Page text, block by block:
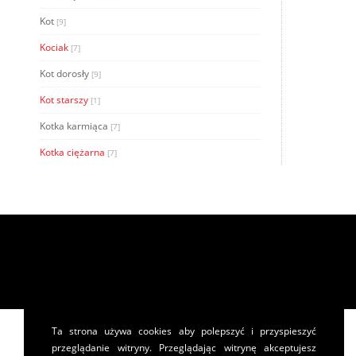
Kot [9]
Kociak [7]
Kot dorosły [9]
Kot starszy [1]
Kotka karmiąca [7]
Kotka ciężarna [7]
Ta strona używa cookies aby polepszyć i przyspieszyć
przeglądanie witryny. Przeglądając witrynę akceptujesz